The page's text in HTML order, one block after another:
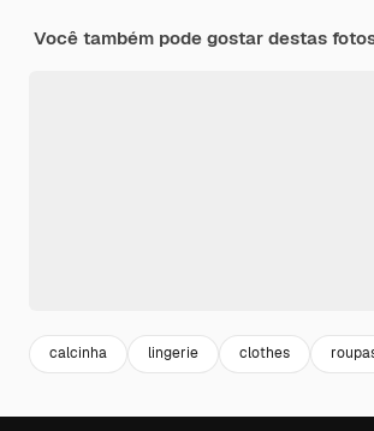
Você também pode gostar destas
calcinha lingerie clothes